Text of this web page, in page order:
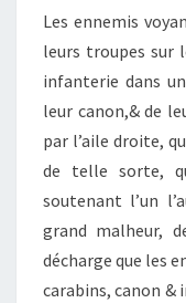
Les ennemis
leurs troupes sur
infanterie dans
leur canon,& de
par l’aile droite,
de telle sorte,
soutenant l’un
grand malheur,
décharge que les
carabins, canon